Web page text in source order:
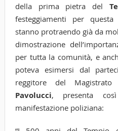
della prima pietra del
festeggiamenti per
stanno protraendo già da
dimostrazione
per tutta la comunità, e
poteva esimersi dal
reggitore del
Pavolucci, presenta
manifestazione poliziana: